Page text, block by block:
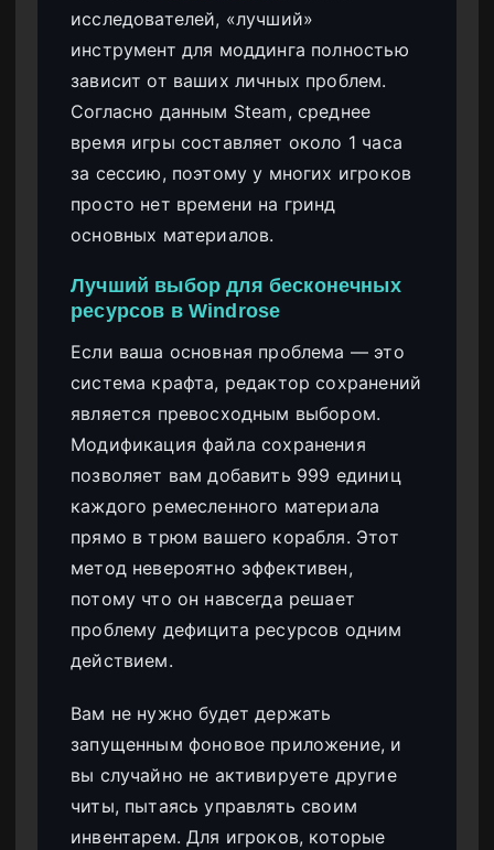
исследователей, «лучший»
инструмент для моддинга полностью
зависит от ваших личных проблем.
Согласно данным Steam, среднее
время игры составляет около 1 часа
за сессию, поэтому у многих игроков
просто нет времени на гринд
основных материалов.
Лучший выбор для бесконечных
ресурсов в Windrose
Если ваша основная проблема — это
система крафта, редактор сохранений
является превосходным выбором.
Модификация файла сохранения
позволяет вам добавить 999 единиц
каждого ремесленного материала
прямо в трюм вашего корабля. Этот
метод невероятно эффективен,
потому что он навсегда решает
проблему дефицита ресурсов одним
действием.
Вам не нужно будет держать
запущенным фоновое приложение, и
вы случайно не активируете другие
читы, пытаясь управлять своим
инвентарем. Для игроков, которые